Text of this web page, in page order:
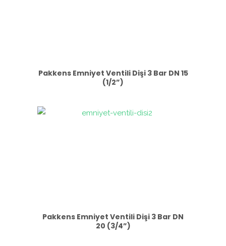
Pakkens Emniyet Ventili Dişi 3 Bar DN 15
(1/2”)
Pakkens Emniyet Ventili Dişi 3 Bar DN
20 (3/4”)